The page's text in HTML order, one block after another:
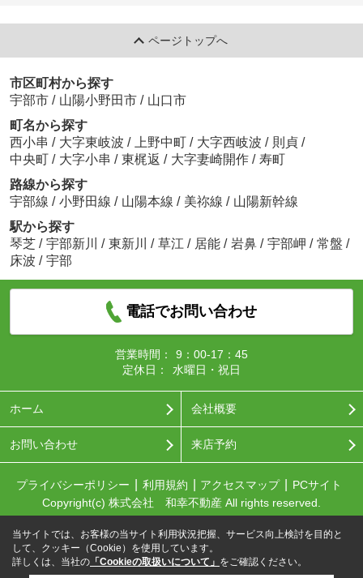
ページトップへ
市区町村から探す
宇部市 / 山陽小野田市 / 山口市
町名から探す
西小串 / 大字東岐波 / 上野中町 / 大字西岐波 / 則貞 /
中央町 / 大字小串 / 東梶返 / 大字妻崎開作 / 寿町
路線から探す
宇部線 / 小野田線 / 山陽本線 / 美祢線 / 山陽新幹線
駅から探す
琴芝 / 宇部新川 / 東新川 / 草江 / 居能 / 岩鼻 / 宇部岬 / 常盤 /
床波 / 宇部
電話でお問い合わせ
営業時間：
9：00-17：45
定休日：
水曜日・祝日
ホーム 会社概要
お問い合わせ 来店予約
プライバシーポリシー 利用規約 アクセスマップ
PCサイト
Copyright(c) 株式会社 和幸不動産 All rights reserved.
当サイトでは、お客様の当サイト利用状況把握、サービス向上検討を目的と
して、クッキー（Cookie）を使用しています。
詳しくは、当社の 「Cookieの取扱いについて」 をご確認ください。